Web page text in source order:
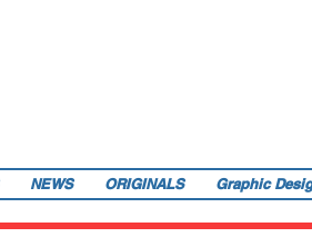
NEWS ORIGINALS Graphic